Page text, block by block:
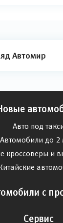
Автомир
Авто под
Автомобили до 2
кроссоверы и
с
Сервис